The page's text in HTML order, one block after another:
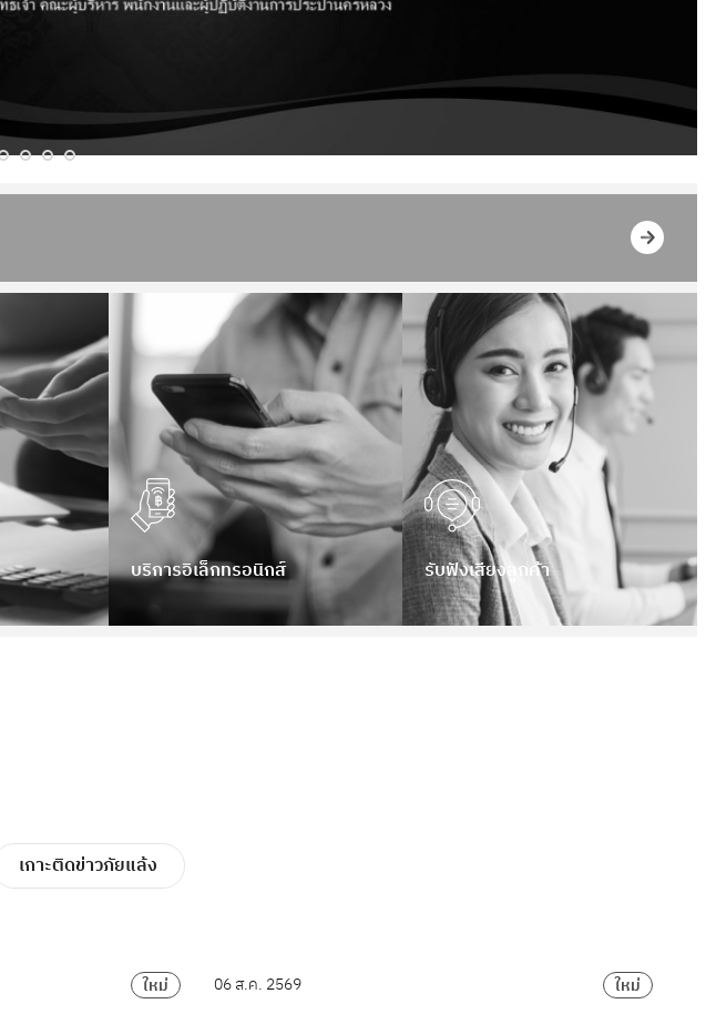
บริการอิเล็กทรอนิกส์ รับฟังเสียงลูกค้า
เกาะติดข่าวภัยแล้ง
ใหม่ 06 ส.ค. 2569 ใหม่